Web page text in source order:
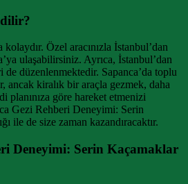
kolaydır. Özel aracınızla İstanbul’dan
ulaşabilirsiniz. Ayrıca, İstanbul’dan
de düzenlenmektedir. Sapanca’da toplu
ancak kiralık bir araçla gezmek, daha
planınıza göre hareket etmenizi
Gezi Rehberi Deneyimi: Serin
ile de size zaman kazandıracaktır.
Deneyimi: Serin Kaçamaklar